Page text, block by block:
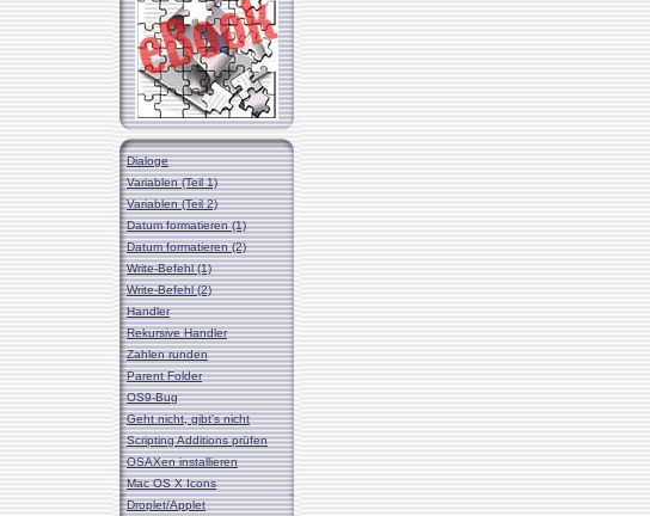
Dialoge
Variablen (Teil 1)
Variablen (Teil 2)
Datum formatieren (1)
Datum formatieren (2)
Write-Befehl (1)
Write-Befehl (2)
Handler
Rekursive Handler
Zahlen runden
Parent Folder
OS9-Bug
Geht nicht, gibt's nicht
Scripting Additions prüfen
OSAXen installieren
Mac OS X Icons
Droplet/Applet